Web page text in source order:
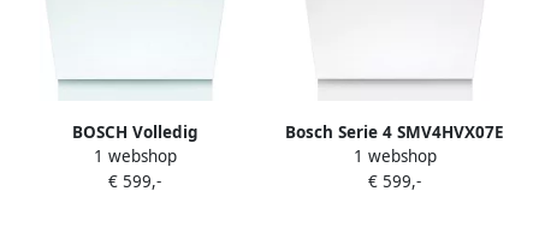
BOSCH Volledig
integreerbare vaatwasser
SMV4HVX31E 81 5 cm x 59 8
1 webshop
€ 599,-
Bosch Serie 4 SMV4HVX07E
vaatwasser Volledig
ingebouwd 14 couverts
1 webshop
€ 599,-